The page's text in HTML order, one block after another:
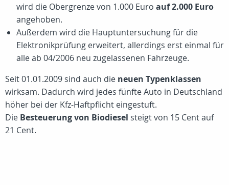
wird die Obergrenze von 1.000 Euro auf 2.000 Euro
angehoben.
Außerdem wird die Hauptuntersuchung für die
Elektronikprüfung erweitert, allerdings erst einmal für
alle ab 04/2006 neu zugelassenen Fahrzeuge.
Seit 01.01.2009 sind auch die neuen Typenklassen
wirksam. Dadurch wird jedes fünfte Auto in Deutschland
höher bei der Kfz-Haftpflicht eingestuft.
Die Besteuerung von Biodiesel steigt von 15 Cent auf
21 Cent.